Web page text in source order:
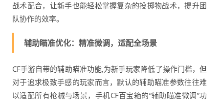
战术配合，让新手也能轻松掌握复杂的投掷物战术，提升团
队协作的效率。
辅助瞄准优化：精准微调，适配全场景
CF手游自带的辅助瞄准功能,为新手玩家降低了操作门槛，但
对于追求极致手感的玩家而言，默认的辅助瞄准参数往往难
以适配所有枪械与场景，手机CF百宝箱的“辅助瞄准微调”功